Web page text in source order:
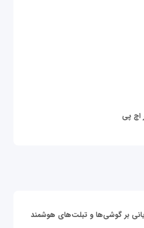
اچ پی
بر گوشی‌ها و تبلت‌های هوشمند